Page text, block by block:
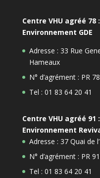
Centre VHU agréé 78
Environnement GDE
Adresse : 33 Rue
Hameaux
N° d’agrément : PR
Tel : 01 83 64 20 41
Centre VHU agréé 91
Environnement
Adresse : 37 Quai de
N° d’agrément : PR
Tel : 01 83 64 20 41